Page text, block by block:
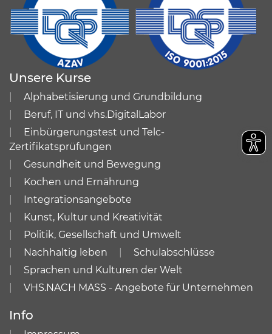
Unsere Kurse
Alphabetisierung und Grundbildung
Beruf, IT und vhs.DigitalLabor
Einbürgerungstest und Telc-
Zertifikatsprüfungen
Gesundheit und Bewegung
Kochen und Ernährung
Integrationsangebote
Kunst, Kultur und Kreativität
Politik, Gesellschaft und Umwelt
Nachhaltig leben
Schulabschlüsse
Sprachen und Kulturen der Welt
VHS.NACH MASS - Angebote für Unternehmen
Info